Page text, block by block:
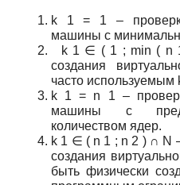
k 1 = 1
–
машины с
k 1 ∈ ( 1 ; min ( n
создания
часто используемым
k 1 = n 1 –
машины с
количеством ядер.
k 1 ∈ ( n 1 ; n 2 ) ∩ N
создания
быть физически